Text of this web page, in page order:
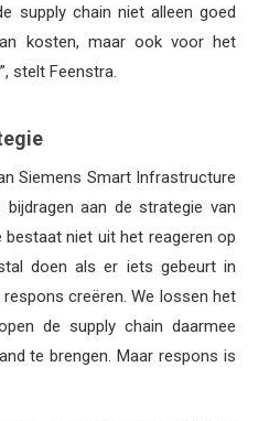
supply chain niet alleen goed
kosten, maar ook voor het
stelt Feenstra.
Siemens Smart Infrastructure
aan de strategie van
niet uit het reageren op
doen als er iets gebeurt in
creëren. We lossen het
de supply chain daarmee
te brengen. Maar respons is